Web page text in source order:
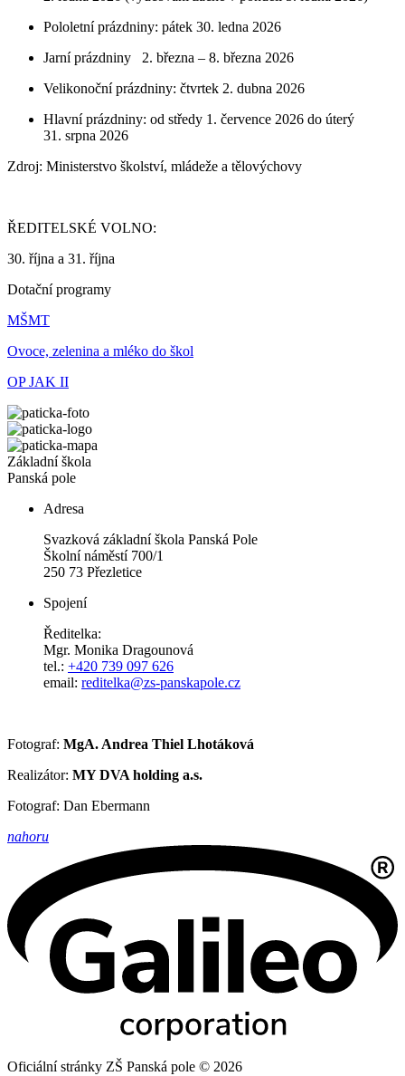
Pololetní prázdniny: pátek 30. ledna 2026
Jarní prázdniny 2. března – 8. března 2026
Velikonoční prázdniny: čtvrtek 2. dubna 2026
Hlavní prázdniny: od středy 1. července 2026 do úterý
31. srpna 2026
Zdroj: Ministerstvo školství, mládeže a tělovýchovy
ŘEDITELSKÉ VOLNO:
30. října a 31. října
Dotační programy
MŠMT
Ovoce, zelenina a mléko do škol
OP JAK II
Základní škola
Panská pole
Adresa
Svazková základní škola Panská Pole
Školní náměstí 700/1
250 73 Přezletice
Spojení
Ředitelka:
Mgr. Monika Dragounová
tel.: +420 739 097 626
email: reditelka@zs-panskapole.cz
Fotograf: MgA. Andrea Thiel Lhotáková
Realizátor: MY DVA holding a.s.
Fotograf: Dan Ebermann
nahoru
Oficiální stránky ZŠ Panská pole © 2026